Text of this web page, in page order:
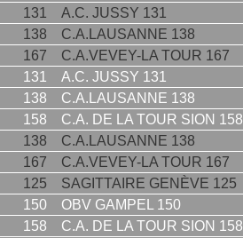
131 A.C. JUSSY 131
138 C.A.LAUSANNE 138
167 C.A.VEVEY-LA TOUR 167
131 A.C. JUSSY 131
138 C.A.LAUSANNE 138
158 C.A. DE LA TOUR SION 158
138 C.A.LAUSANNE 138
167 C.A.VEVEY-LA TOUR 167
125 SAGITTAIRE GENÈVE 125
150 OBV GAMPEL 150
158 C.A. DE LA TOUR SION 158